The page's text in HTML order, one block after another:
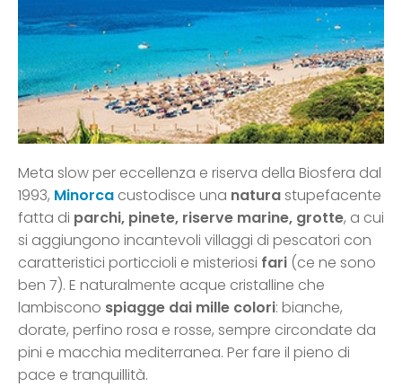
Meta slow per eccellenza e riserva della Biosfera dal
1993, Minorca custodisce una naturastupefacente
fatta di parchi, pinete, riserve marine, grotte, a cui
si aggiungono incantevoli villaggi di pescatori con
caratteristici porticcioli e misteriosi fari (ce ne sono
ben 7). E naturalmente acque cristalline che
lambiscono spiagge dai mille colori: bianche,
dorate, perfino rosa e rosse, sempre circondate da
pini e macchia mediterranea. Per fare il pieno di
pace e tranquillità.